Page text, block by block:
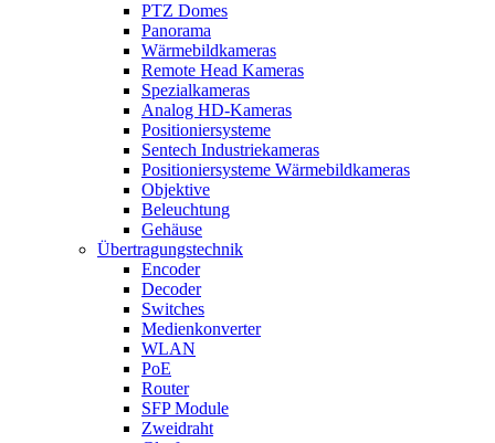
PTZ Domes
Panorama
Wärmebildkameras
Remote Head Kameras
Spezialkameras
Analog HD-Kameras
Positioniersysteme
Sentech Industriekameras
Positioniersysteme Wärmebildkameras
Objektive
Beleuchtung
Gehäuse
Übertragungstechnik
Encoder
Decoder
Switches
Medienkonverter
WLAN
PoE
Router
SFP Module
Zweidraht